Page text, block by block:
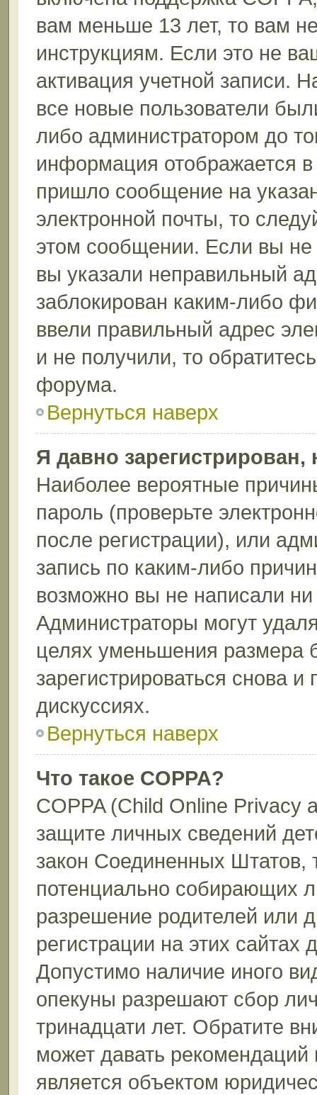
вам меньше 13 лет, то вам
инструкциям. Если это не
активация учетной записи.
все новые пользователи
либо администратором до
информация отображается
пришло сообщение на
электронной почты, то
этом сообщении. Если вы
вы указали неправильный
заблокирован каким-либо
ввели правильный адрес
и не получили, то
форума.
Вернуться наверх
Я давно
Наиболее вероятные
пароль (проверьте
после регистрации), или
запись по каким-либо
возможно вы не написали
Администраторы могут
целях уменьшения размера
зарегистрироваться снова и
дискуссиях.
Вернуться наверх
Что такое COPPA?
COPPA (Child Online Privacy
защите личных сведений
закон Соединенных Штатов,
потенциально собирающих
разрешение родителей или
регистрации на этих
Допустимо наличие иного
опекуны разрешают сбор
тринадцати лет. Обратите
может давать
является объектом